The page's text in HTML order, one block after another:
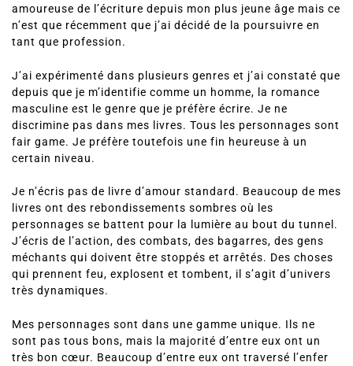
amoureuse de l’écriture depuis mon plus jeune âge mais ce
n’est que récemment que j’ai décidé de la poursuivre en
tant que profession.
J’ai expérimenté dans plusieurs genres et j’ai constaté que
depuis que je m’identifie comme un homme, la romance
masculine est le genre que je préfère écrire. Je ne
discrimine pas dans mes livres. Tous les personnages sont
fair game. Je préfère toutefois une fin heureuse à un
certain niveau.
Je n’écris pas de livre d’amour standard. Beaucoup de mes
livres ont des rebondissements sombres où les
personnages se battent pour la lumière au bout du tunnel.
J’écris de l’action, des combats, des bagarres, des gens
méchants qui doivent être stoppés et arrêtés. Des choses
qui prennent feu, explosent et tombent, il s’agit d’univers
très dynamiques.
Mes personnages sont dans une gamme unique. Ils ne
sont pas tous bons, mais la majorité d’entre eux ont un
très bon cœur. Beaucoup d’entre eux ont traversé l’enfer